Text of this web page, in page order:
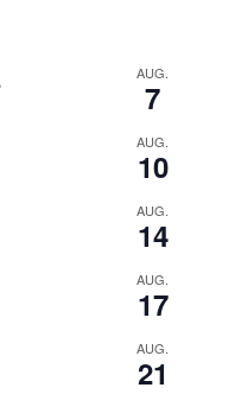
AUG.
7
AUG.
10
AUG.
14
AUG.
17
AUG.
21